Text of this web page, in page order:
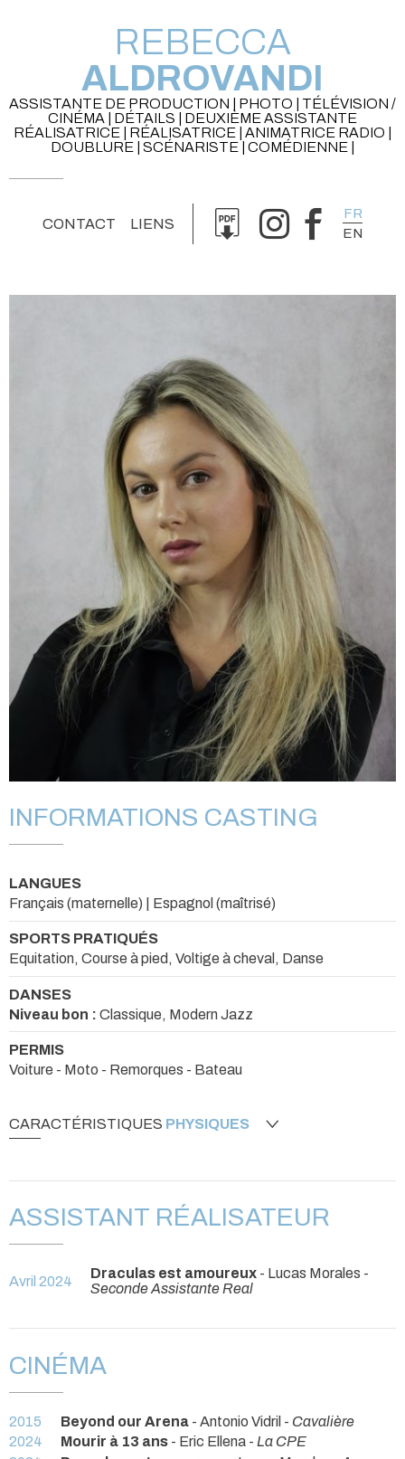
REBECCA
ALDROVANDI
ASSISTANTE DE PRODUCTION | PHOTO | TÉLÉVISION /
CINÉMA | DÉTAILS | DEUXIÈME ASSISTANTE
RÉALISATRICE | RÉALISATRICE | ANIMATRICE RADIO |
DOUBLURE | SCÉNARISTE | COMÉDIENNE |
CONTACT LIENS
FR
EN
INFORMATIONS CASTING
LANGUES
Français (maternelle) | Espagnol (maîtrisé)
SPORTS PRATIQUÉS
Equitation, Course à pied, Voltige à cheval, Danse
DANSES
Niveau bon : Classique, Modern Jazz
PERMIS
Voiture - Moto - Remorques - Bateau
CARACTÉRISTIQUES PHYSIQUES
ASSISTANT RÉALISATEUR
Avril 2024 Draculas est amoureux - Lucas Morales -
Seconde Assistante Real
CINÉMA
2015 Beyond our Arena - Antonio Vidril - Cavalière
2024
Mourir à 13 ans - Eric Ellena - La CPE